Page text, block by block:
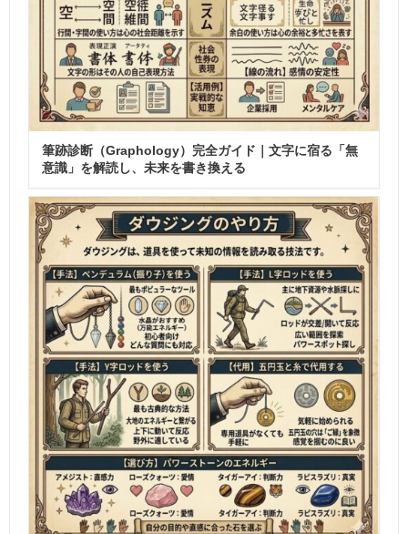
筆跡診断（Graphology）完全ガイド｜文字に宿る「無
意識」を解読し、未来を書き換える